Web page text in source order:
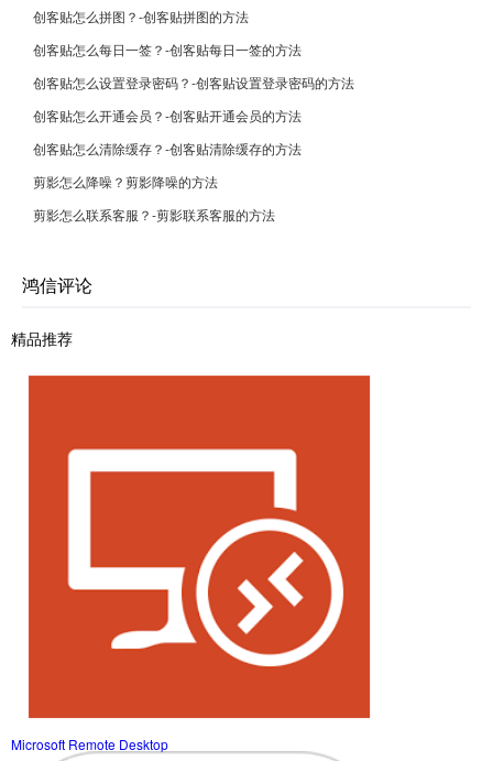
创客贴怎么拼图？-创客贴拼图的方法
创客贴怎么每日一签？-创客贴每日一签的方法
创客贴怎么设置登录密码？-创客贴设置登录密码的方法
创客贴怎么开通会员？-创客贴开通会员的方法
创客贴怎么清除缓存？-创客贴清除缓存的方法
剪影怎么降噪？剪影降噪的方法
剪影怎么联系客服？-剪影联系客服的方法
鸿信评论
精品推荐
Microsoft Remote Desktop